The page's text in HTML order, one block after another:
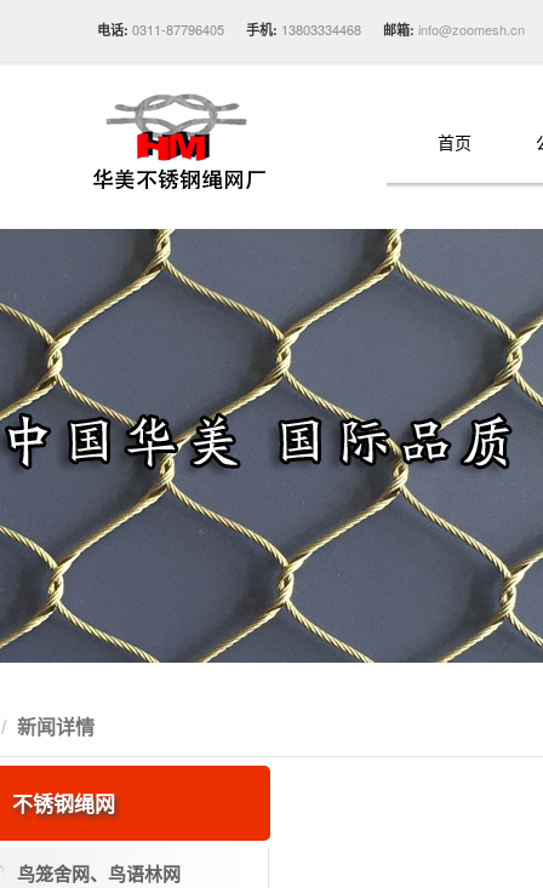
电话: 0311-87796405 手机: 13803334468 邮箱: info@zoomesh.cn
首页
新闻详情
不锈钢绳网
鸟笼舍网、鸟语林网